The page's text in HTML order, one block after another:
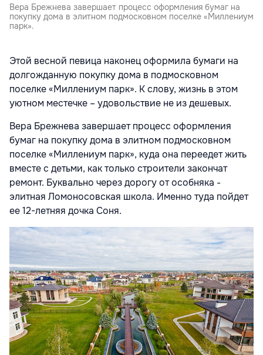
Вера Брежнева завершает процесс оформления бумаг на
покупку дома в элитном подмосковном поселке «Миллениум
парк».
Этой весной певица наконец оформила бумаги на
долгожданную покупку дома в подмосковном
поселке «Миллениум парк». К слову, жизнь в этом
уютном местечке – удовольствие не из дешевых.
Вера Брежнева завершает процесс оформления
бумаг на покупку дома в элитном подмосковном
поселке «Миллениум парк», куда она переедет жить
вместе с детьми, как только строители закончат
ремонт. Буквально через дорогу от особняка -
элитная Ломоносовская школа. Именно туда пойдет
ее 12-летняя дочка Соня.